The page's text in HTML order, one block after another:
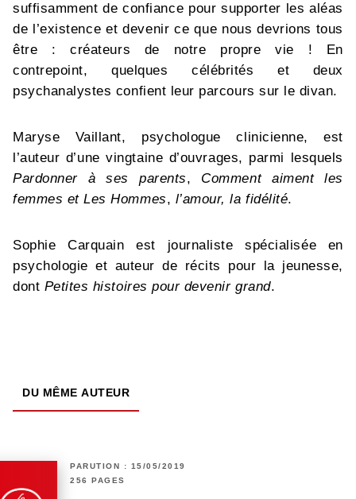
suffisamment de confiance pour supporter les aléas
de l’existence et devenir ce que nous devrions tous
être : créateurs de notre propre vie ! En
contrepoint, quelques célébrités et deux
psychanalystes confient leur parcours sur le divan.
Maryse Vaillant, psychologue clinicienne, est
l’auteur d’une vingtaine d’ouvrages, parmi lesquels
Pardonner à ses parents, Comment aiment les
femmes et Les Hommes, l’amour, la fidélité.
Sophie Carquain est journaliste spécialisée en
psychologie et auteur de récits pour la jeunesse,
dont Petites histoires pour devenir grand.
DU MÊME AUTEUR
PARUTION : 15/05/2019
256 PAGES